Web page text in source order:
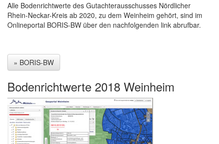
Alle Bodenrichtwerte des Gutachterausschusses Nördlicher
Rhein-Neckar-Kreis ab 2020, zu dem Weinheim gehört, sind im
Onlineportal BORIS-BW über den nachfolgenden link abrufbar.
» BORIS-BW
Bodenrichtwerte 2018 Weinheim